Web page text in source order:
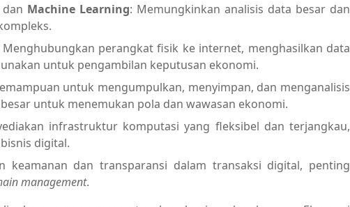
dan Machine Learning: Memungkinkan analisis data besar dan
Menghubungkan perangkat fisik ke internet, menghasilkan data
untuk pengambilan keputusan ekonomi.
untuk mengumpulkan, menyimpan, dan menganalisis
untuk menemukan pola dan wawasan ekonomi.
infrastruktur komputasi yang fleksibel dan terjangkau,
digital.
keamanan dan transparansi dalam transaksi digital, penting
management.